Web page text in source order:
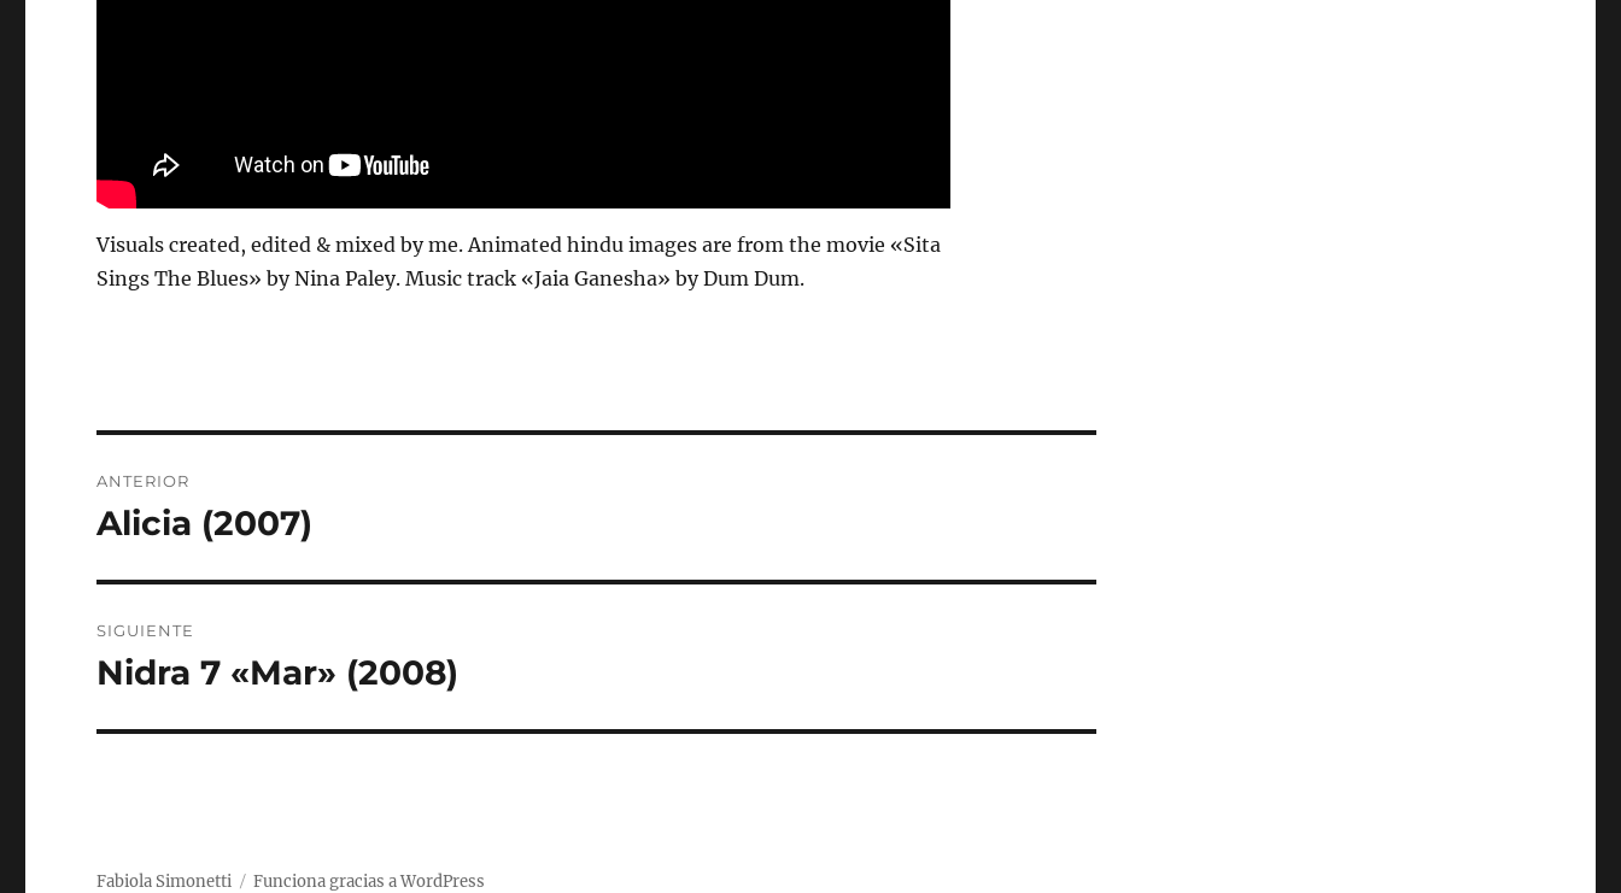
Visuals created, edited & mixed by me. Animated hindu images are from the movie «Sita
Sings The Blues» by Nina Paley. Music track «Jaia Ganesha» by Dum Dum.
de
ANTERIOR
Entrada
Alicia (2007)
SIGUIENTE
Entrada
Nidra 7 «Mar» (2008)
Fabiola Simonetti Funciona gracias a WordPress